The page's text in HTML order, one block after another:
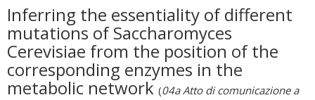
Inferring the essentiality of different
mutations of Saccharomyces
Cerevisiae from the position of the
corresponding enzymes in the
metabolic network (04a Atto di comunicazione a